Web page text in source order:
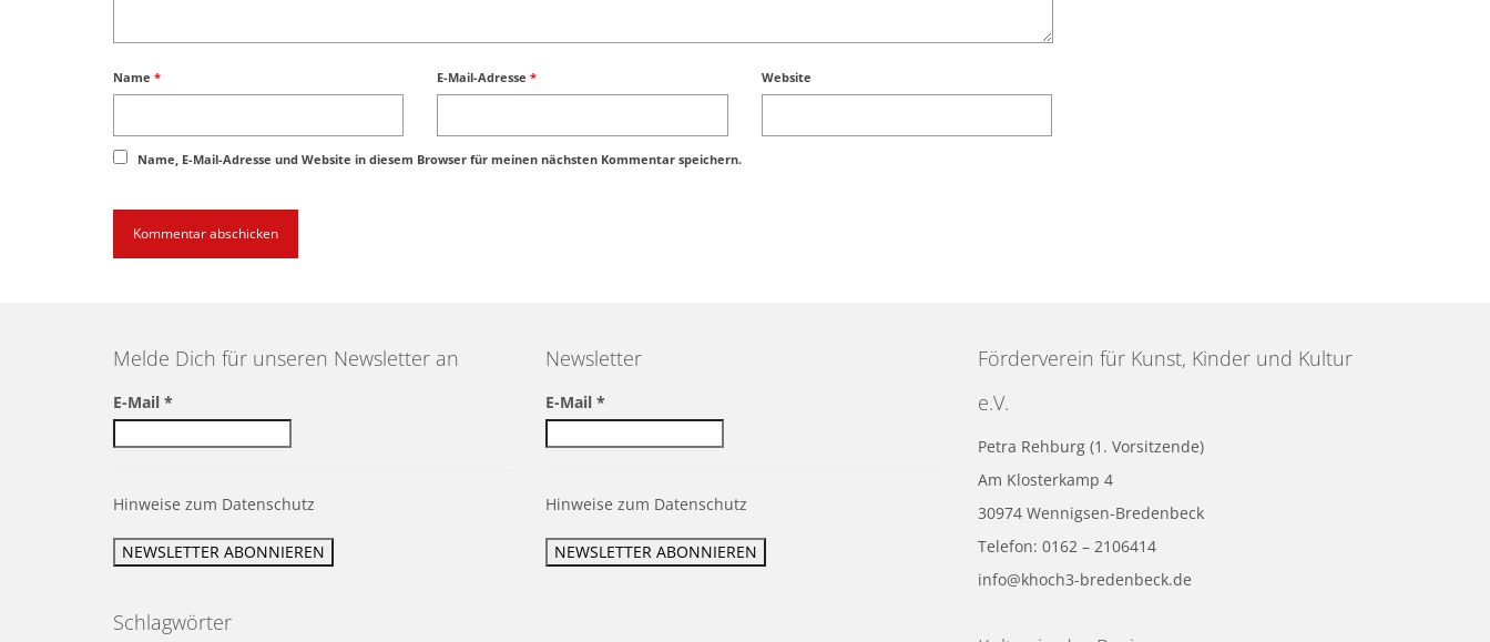
Name * E-Mail-Adresse* Website
Name, E-Mail-Adresse und Website in diesem Browser für meinen nächsten Kommentar speichern.
Melde Dich für unseren Newsletter an
E-Mail *
Hinweise zum Datenschutz
Schlagwörter
Newsletter
E-Mail *
Hinweise zum Datenschutz
Förderverein für Kunst, Kinder und Kultur
e.V.
Petra Rehburg (1. Vorsitzende)
Am Klosterkamp 4
30974 Wennigsen-Bredenbeck
Telefon: 0162 – 2106414
info@khoch3-bredenbeck.de